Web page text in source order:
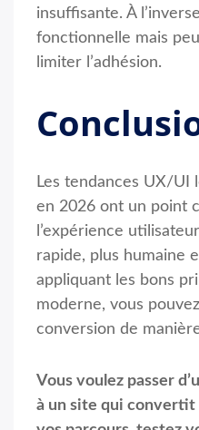
insuffisante. À
fonctionnelle mais
limiter l’adhésion.
Les tendances UX/UI
en 2026 ont un point
l’expérience
rapide, plus humaine
appliquant les bons
moderne, vous
conversion de
Vous voulez passer
à un site qui convertit